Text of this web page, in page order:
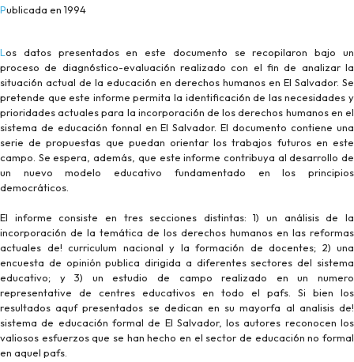
Publicada en 1994
Los datos presentados en este documento se recopilaron bajo un
proceso de diagn6stico-evaluaci6n realizado con el fin de analizar la
situaci6n actual de la educaci6n en derechos humanos en El Salvador. Se
pretende que este informe permita la identificaci6n de las necesidades y
prioridades actuales para la incorporaci6n de los derechos humanos en el
sistema de educaci6n fonnal en El Salvador. El documento contiene una
serie de propuestas que puedan orientar los trabajos futuros en este
campo. Se espera, además, que este informe contribuya al desarrollo de
un nuevo modelo educativo fundamentado en los principios
democráticos.
El informe consiste en tres secciones distintas: 1) un análisis de la
incorporaci6n de la temática de los derechos humanos en las reformas
actuales de! curriculum nacional y la formaci6n de docentes; 2) una
encuesta de opinión publica dirigida a diferentes sectores del sistema
educativo; y 3) un estudio de campo realizado en un numero
representative de centres educativos en todo el pafs. Si bien los
resultados aquf presentados se dedican en su mayorfa al analisis de!
sistema de educaci6n formal de El Salvador, los autores reconocen los
valiosos esfuerzos que se han hecho en el sector de educaci6n no formal
en aquel pafs.